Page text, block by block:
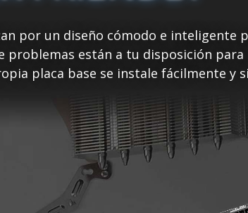
por un diseño cómodo e
problemas están a tu disposición
placa base se instale fácilmente y